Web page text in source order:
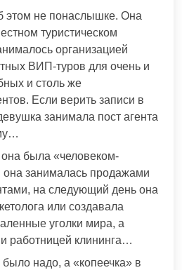
этом не понаслышке. Она
туристическом
организацией
ВИП-туров для очень и
и столь же
Если верить записи в
занимала пост агента
была «человеком-
она занималась продажами
на следующий день она
или создавала
уголки мира, а
работницей клининга…
надо, а «копеечка» в